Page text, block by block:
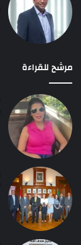
مرشح للقراءة